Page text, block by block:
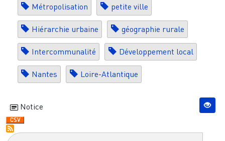
Métropolisation petite ville
Hiérarchie urbaine géographie rurale
Intercommunalité Développement local
Nantes Loire-Atlantique
Notice